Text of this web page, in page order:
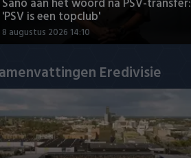
Sano aan het woord na PSV-transfer:
'PSV is een topclub'
8 augustus 2026 14:10
Eredivisie